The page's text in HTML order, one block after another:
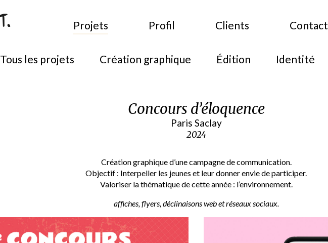
Projets Profil Clients Contact
Tous les projets Création graphique Édition Identité
Concours d’éloquence
Paris Saclay
2024
Création graphique d’une campagne de communication.
Objectif : Interpeller les jeunes et leur donner envie de participer.
Valoriser la thématique de cette année : l’environnement.
affiches, flyers, déclinaisons web et réseaux sociaux.